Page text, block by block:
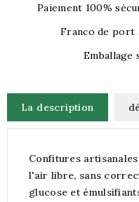
Paiement 100%
Franco de port
Emballage
La description
Confitures
l'air libre, sans
glucose et